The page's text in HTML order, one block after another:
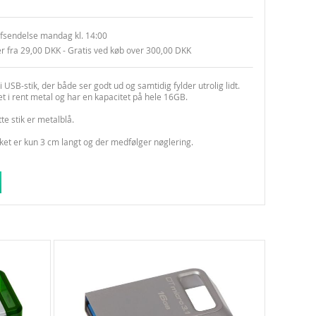
mandag kl. 14:00
fra 29,00 DKK - Gratis ved køb over 300,00 DKK
USB-stik, der både ser godt ud og samtidig fylder utrolig lidt.
i rent metal og har en kapacitet på hele 16GB.
stik er metalblå.
er kun 3 cm langt og der medfølger nøglering.
computere og styresystemer